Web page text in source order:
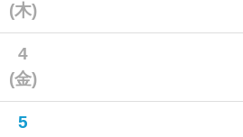
(木)
4
(金)
5